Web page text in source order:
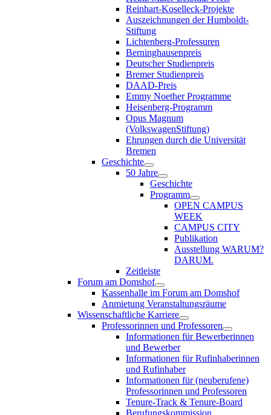
Reinhart-Koselleck-Projekte
Auszeichnungen der Humboldt-
Stiftung
Lichtenberg-Professuren
Berninghausenpreis
Deutscher Studienpreis
Bremer Studienpreis
DAAD-Preis
Emmy Noether Programme
Heisenberg-Programm
Opus Magnum
(VolkswagenStiftung)
Ehrungen durch die Universität
Bremen
Geschichte
50 Jahre
Geschichte
Programm
OPEN CAMPUS
WEEK
CAMPUS CITY
Publikation
Ausstellung WARUM?
DARUM.
Zeitleiste
Forum am Domshof
Kassenhalle im Forum am Domshof
Anmietung Veranstaltungsräume
Wissenschaftliche Karriere
Professorinnen und Professoren
Informationen für Bewerberinnen
und Bewerber
Informationen für Rufinhaberinnen
und Rufinhaber
Informationen für (neuberufene)
Professorinnen und Professoren
Tenure-Track & Tenure-Board
Berufungskommission